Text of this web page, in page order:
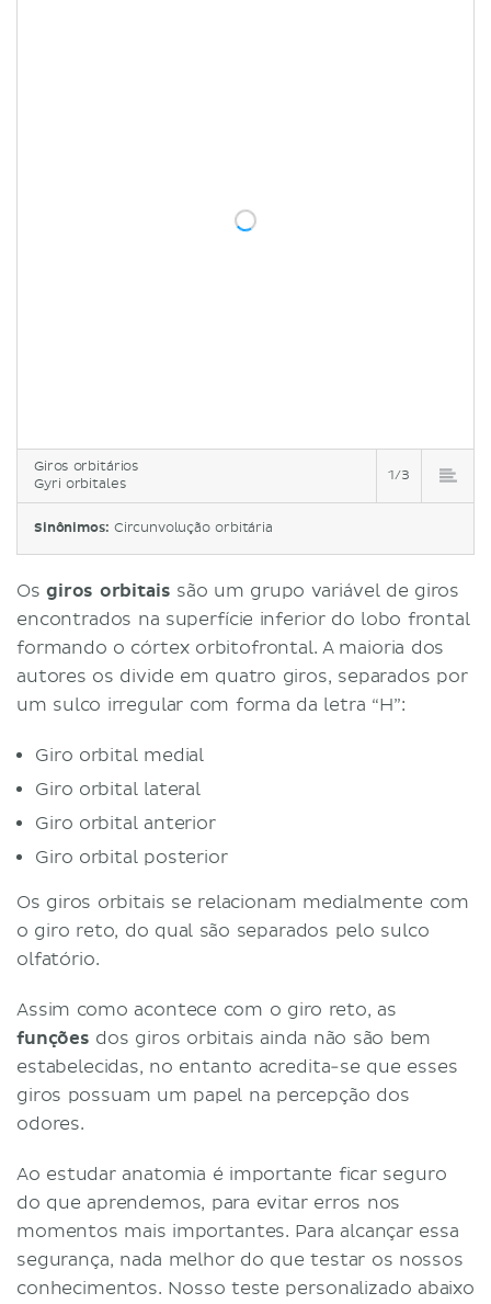
Giros orbitários
Gyri orbitales
1/3
Sinônimos: Circunvolução orbitária
Osgiros orbitais são um grupo variável de giros
encontrados na superfície inferior do lobo frontal
formando o córtex orbitofrontal. A maioria dos
autores os divide em quatro giros, separados por
um sulco irregular com forma da letra “H”:
Giro orbital medial
Giro orbital lateral
Giro orbital anterior
Giro orbital posterior
Os giros orbitais se relacionam medialmente com
o giro reto, do qual são separados pelo sulco
olfatório.
Assim como acontece com o giro reto, as
funções dos giros orbitais ainda não são bem
estabelecidas, no entanto acredita-se que esses
giros possuam um papel na percepção dos
odores.
Ao estudar anatomia é importante ficar seguro
do que aprendemos, para evitar erros nos
momentos mais importantes. Para alcançar essa
segurança, nada melhor do que testar os nossos
conhecimentos. Nosso teste personalizado abaixo